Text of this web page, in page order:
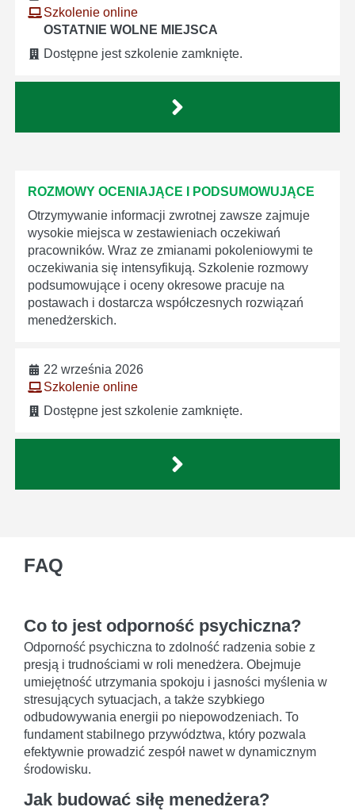
Szkolenie online
OSTATNIE WOLNE MIEJSCA
Dostępne jest szkolenie zamknięte.
ROZMOWY OCENIAJĄCE I PODSUMOWUJĄCE
Otrzymywanie informacji zwrotnej zawsze zajmuje
wysokie miejsca w zestawieniach oczekiwań
pracowników. Wraz ze zmianami pokoleniowymi te
oczekiwania się intensyfikują. Szkolenie rozmowy
podsumowujące i oceny okresowe pracuje na
postawach i dostarcza współczesnych rozwiązań
menedżerskich.
22 września 2026
Szkolenie online
Dostępne jest szkolenie zamknięte.
FAQ
Co to jest odporność psychiczna?
Odporność psychiczna to zdolność radzenia sobie z
presją i trudnościami w roli menedżera. Obejmuje
umiejętność utrzymania spokoju i jasności myślenia w
stresujących sytuacjach, a także szybkiego
odbudowywania energii po niepowodzeniach. To
fundament stabilnego przywództwa, który pozwala
efektywnie prowadzić zespół nawet w dynamicznym
środowisku.
Jak budować siłę menedżera?